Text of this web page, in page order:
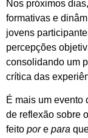
Nos próximos
formativas e
jovens
percepções
consolidando um
crítica das
É mais um evento
de reflexão sobre
feito pore para